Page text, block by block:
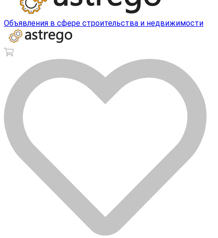
Объявления в сфере строительства и недвижимости